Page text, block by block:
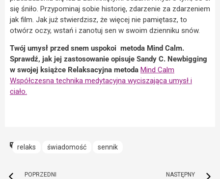
się śniło. Przypominaj sobie historię, zdarzenie za zdarzeniem
jak film. Jak już stwierdzisz, że więcej nie pamiętasz, to
otwórz oczy, wstań i zanotuj sen w swoim dzienniku snów.
Twój umysł przed snem uspokoi metoda Mind Calm.
Sprawdź, jak jej zastosowanie opisuje Sandy C. Newbigging
w swojej książce Relaksacyjna metoda Mind Calm
Współczesna technika medytacyjna wyciszająca umysł i
ciało.
relaks świadomość sennik
POPRZEDNI NASTĘPNY